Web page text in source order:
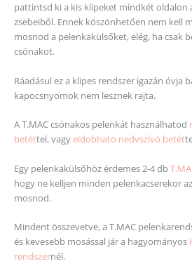
pattintsd ki a kis klipeket mindkét oldalon
zsebeiből. Ennek köszönhetően nem kell
mosnod a pelenkakülsőket, elég, ha csak
csónakot.
Ráadásul ez a klipes rendszer igazán óvja
kapocsnyomok nem lesznek rajta.
A T.MAC csónakos pelenkát használhatod
betéttel, vagyeldobható nedvszívó betét
Egy pelenkakülsőhöz érdemes 2-4 db
hogy ne kelljen minden pelenkacserekor
mosnod.
Mindent összevetve, a T.MAC
és kevesebb mosással jár a hagyományos
rendszernél.